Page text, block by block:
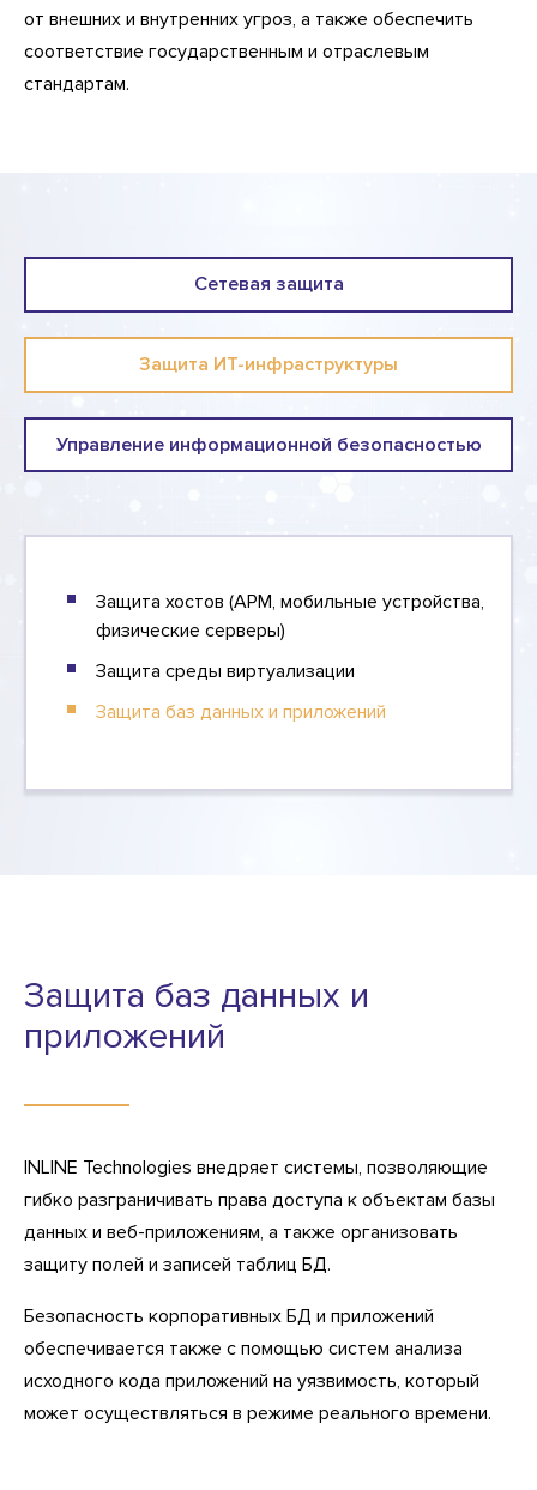
от внешних и внутренних угроз, а также обеспечить
соответствие государственным и отраслевым
стандартам.
Сетевая защита
Защита ИТ-инфраструктуры
Управление информационной безопасностью
Защита хостов (АРМ, мобильные устройства,
физические серверы)
Защита среды виртуализации
Защита баз данных и приложений
Защита баз данных и
приложений
INLINE Technologies внедряет системы, позволяющие
гибко разграничивать права доступа к объектам базы
данных и веб-приложениям, а также организовать
защиту полей и записей таблиц БД.
Безопасность корпоративных БД и приложений
обеспечивается также с помощью систем анализа
исходного кода приложений на уязвимость, который
может осуществляться в режиме реального времени.